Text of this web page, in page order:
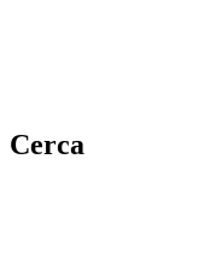
Cerca